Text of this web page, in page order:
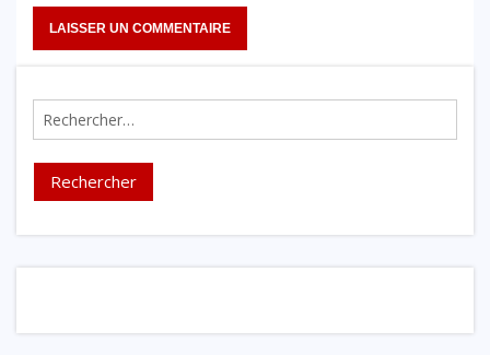
Rechercher :